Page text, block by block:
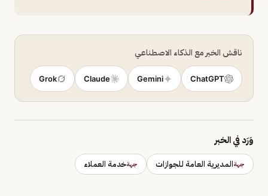
ناقش الخبر مع الذكاء الاصطناعي
ChatGPT
Gemini
Claude
Grok
وَرَد في الخبر
جهةالمديرية العامة للجوازات جهةخدمة العملاء